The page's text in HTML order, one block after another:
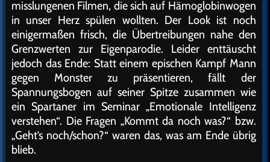
misslungenen Filmen, die sich auf Hämoglobinwogen
in unser Herz spülen wollten. Der Look ist noch
einigermaßen frisch, die Übertreibungen nahe den
Grenzwerten zur Eigenparodie. Leider enttäuscht
jedoch das Ende: Statt einem epischen Kampf Mann
gegen Monster zu präsentieren, fällt der
Spannungsbogen auf seiner Spitze zusammen wie
ein Spartaner im Seminar „Emotionale Intelligenz
verstehen“. Die Fragen „Kommt da noch was?“ bzw.
„Geht’s noch/schon?“ waren das, was am Ende übrig
blieb.